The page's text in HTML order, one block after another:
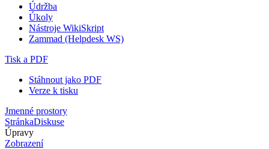
Údržba
Úkoly
Nástroje WikiSkript
Zammad (Helpdesk WS)
Tisk a PDF
Stáhnout jako PDF
Verze k tisku
Jmenné prostory
StránkaDiskuse
Úpravy
Zobrazení